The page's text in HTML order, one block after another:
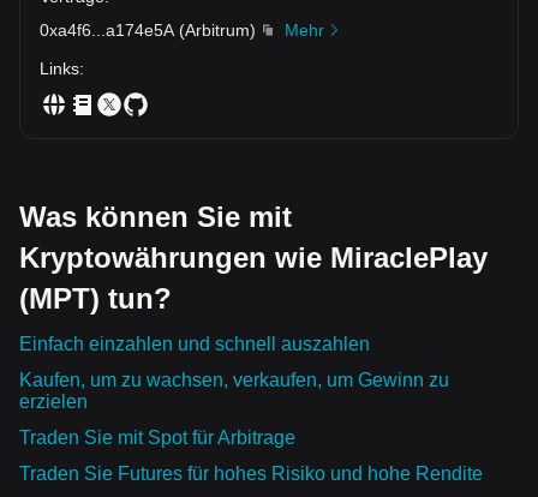
0xa4f6
a174e5A (Arbitrum)
Mehr
Links:
Was können Sie mit
Kryptowährungen wie MiraclePlay
(MPT) tun?
Einfach einzahlen und schnell auszahlen
Kaufen, um zu wachsen, verkaufen, um Gewinn zu
erzielen
Traden Sie mit Spot für Arbitrage
Traden Sie Futures für hohes Risiko und hohe Rendite